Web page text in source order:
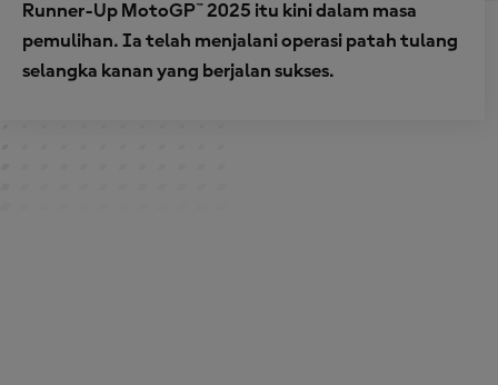
Runner-Up MotoGP™ 2025 itu kini dalam masa
pemulihan. Ia telah menjalani operasi patah tulang
selangka kanan yang berjalan sukses.